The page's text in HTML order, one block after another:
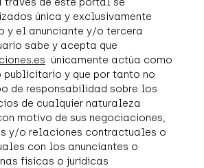
única y exclusivamente
y el anunciante y/o tercera
sabe y acepta que
únicamente actúa como
publicitario y que por tanto no
de responsabilidad sobre los
de cualquier naturaleza
motivo de sus negociaciones,
y/o relaciones contractuales o
con los anunciantes o
físicas o jurídicas